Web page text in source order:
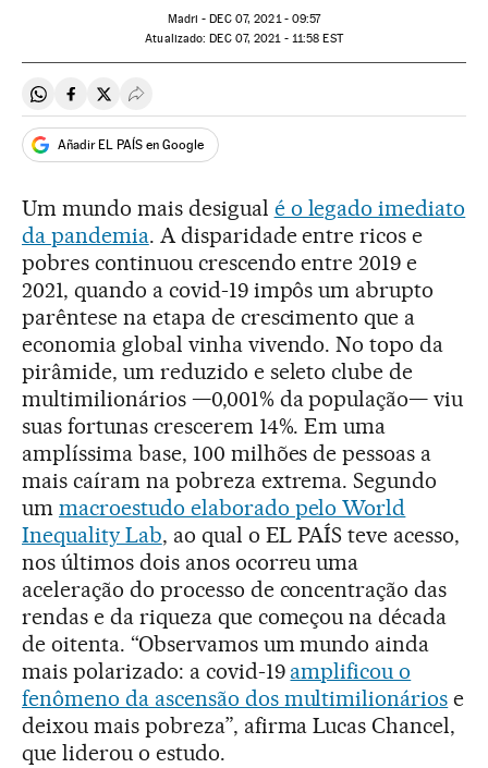
Madri - DEC07, 2021 - 09:57
atualizado: DEC07, 2021 - 11:58 EST
Compartir en Whatsapp
Compartir en Facebook
Compartir en Twitter
Desplegar Redes Sociales
Añadir EL PAÍS en Google
Um mundo mais desigual é o legado imediato
da pandemia. A disparidade entre ricos e
pobres continuou crescendo entre 2019 e
2021, quando a covid-19 impôs um abrupto
parêntese na etapa de crescimento que a
economia global vinha vivendo. No topo da
pirâmide, um reduzido e seleto clube de
multimilionários —0,001% da população— viu
suas fortunas crescerem 14%. Em uma
amplíssima base, 100 milhões de pessoas a
mais caíram na pobreza extrema. Segundo
um macroestudo elaborado pelo World
Inequality Lab, ao qual o EL PAÍS teve acesso,
nos últimos dois anos ocorreu uma
aceleração do processo de concentração das
rendas e da riqueza que começou na década
de oitenta. “Observamos um mundo ainda
mais polarizado: a covid-19 amplificou o
fenômeno da ascensão dos multimilionários e
deixou mais pobreza”, afirma Lucas Chancel,
que liderou o estudo.